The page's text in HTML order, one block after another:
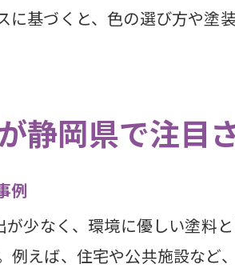
壁塗装に適した水性塗料の選
知っておきたい注意点
施工業者が教える水性塗料の
用時の注意点とアドバイス
の施工事例から学ぶ選び方
境にも優しい水性塗料が静岡
に基づくと、色の選び方や塗
静岡県で注目
例
が少なく、環境に優しい塗料
例えば、住宅や公共施設など